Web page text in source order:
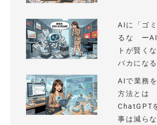
AIに「ゴ
るな ーAI
トが賢く
バカにな
AIで業務
方法とは
ChatGPT
事は減ら